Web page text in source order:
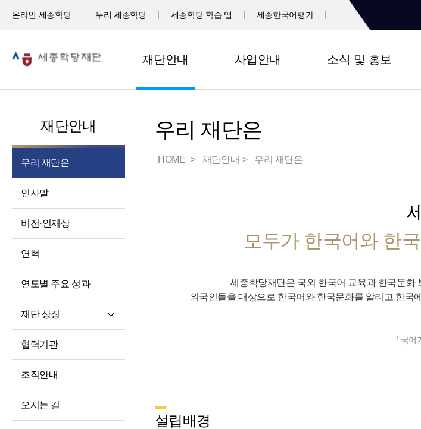
온라인 세종학당 누리 세종학당 세종학당 학습 앱 세종한국어평가
재단안내 사업안내 소식 및 홍보
재단안내
우리 재단은
인사말
비전·인재상
연혁
연도별 주요 성과
재단 상징
협력기관
조직안내
오시는 길
우리 재단은
HOME 재단안내 우리 재단은
모두가 한국어와 한
세종학당재단은 국외 한국어 교육과 한국문화
외국인들을 대상으로 한국어와 한국문화를 알리고 한국
「국
설립배경